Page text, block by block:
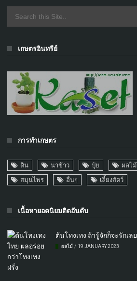
เกษตรอินทรีย์
การทำเกษตร
ดิน นาข้าว ปุ๋ย ผลไม้
สมุนไพร
อื่นๆ เลี้ยงสัตว์
เนื้อหายอดนิยมติดอันดับ
ต้นโทงเทง ถ้ารู้จักก็จะรักเลย
ผลไม้ / 19 JANUARY 2023